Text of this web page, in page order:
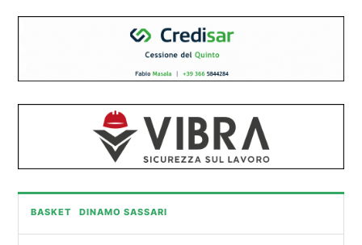
BASKET DINAMO SASSARI